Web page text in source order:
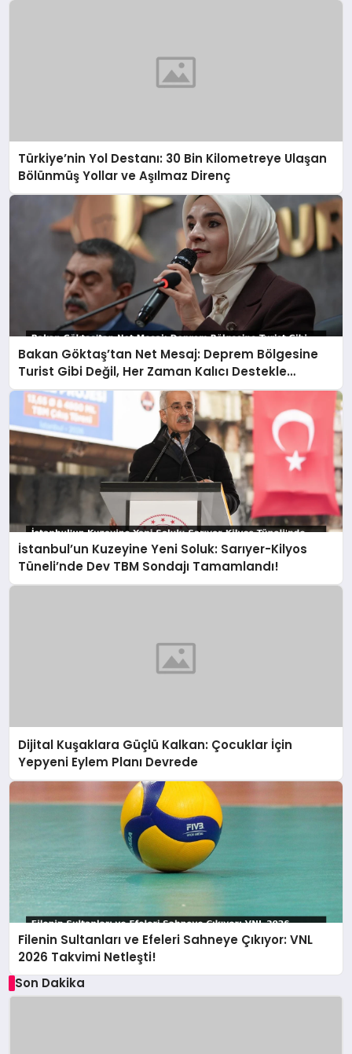
Türkiye’nin Yol Destanı: 30 Bin Kilometreye Ulaşan
Bölünmüş Yollar ve Aşılmaz Direnç
Bakan Göktaş’tan Net Mesaj: Deprem Bölgesine
Turist Gibi Değil, Her Zaman Kalıcı Destekle
Gidiyoruz!
İstanbul’un Kuzeyine Yeni Soluk: Sarıyer-Kilyos
Tüneli’nde Dev TBM Sondajı Tamamlandı!
Dijital Kuşaklara Güçlü Kalkan: Çocuklar İçin
Yepyeni Eylem Planı Devrede
Filenin Sultanları ve Efeleri Sahneye Çıkıyor: VNL
2026 Takvimi Netleşti!
Son Dakika